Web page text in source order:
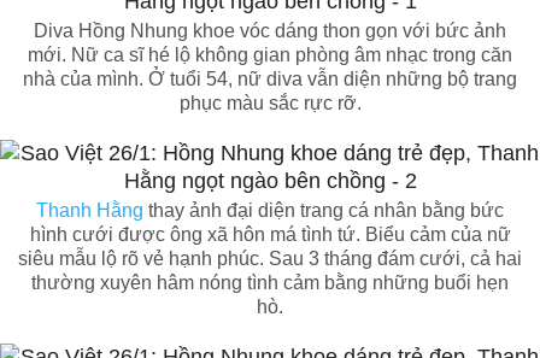
Diva Hồng Nhung khoe vóc dáng thon gọn với bức ảnh
mới. Nữ ca sĩ hé lộ không gian phòng âm nhạc trong căn
nhà của mình. Ở tuổi 54, nữ diva vẫn diện những bộ trang
phục màu sắc rực rỡ.
Thanh Hằng thay ảnh đại diện trang cá nhân bằng bức
hình cưới được ông xã hôn má tình tứ. Biểu cảm của nữ
siêu mẫu lộ rõ vẻ hạnh phúc. Sau 3 tháng đám cưới, cả hai
thường xuyên hâm nóng tình cảm bằng những buổi hẹn
hò.